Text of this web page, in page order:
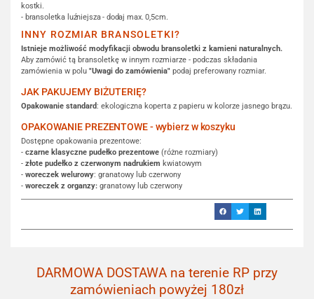
kostki.
- bransoletka luźniejsza - dodaj max. 0,5cm.
INNY ROZMIAR BRANSOLETKI?
Istnieje możliwość modyfikacji obwodu bransoletki z kamieni naturalnych.
Aby zamówić tą bransoletkę w innym rozmiarze - podczas składania
zamówienia w polu "Uwagi do zamówienia" podaj preferowany rozmiar.
JAK PAKUJEMY BIŻUTERIĘ?
Opakowanie standard: ekologiczna koperta z papieru w kolorze jasnego brązu.
OPAKOWANIE PREZENTOWE - wybierz w koszyku
Dostępne opakowania prezentowe:
- czarne klasyczne pudełko prezentowe (różne rozmiary)
- złote pudełko z czerwonym nadrukiem kwiatowym
- woreczek welurowy: granatowy lub czerwony
- woreczek z organzy: granatowy lub czerwony
DARMOWA DOSTAWA na terenie RP przy
zamówieniach powyżej 180zł